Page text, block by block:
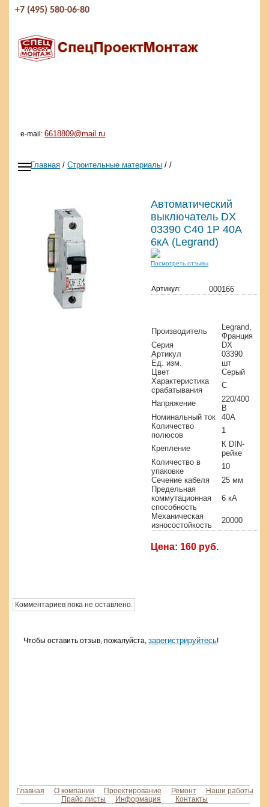
+7 (495) 580-06-80
e-mail:6618809@mail.ru
Главная /Строительные материалы //
Автоматический
выключатель DX
03390 C40 1Р 40А
6кА (Legrand)
Посмотреть отзывы
Артикул: 000166
Производитель
Legrand,
Франция
Серия
DX
Артикул
03390
Ед. изм.
шт
Цвет
Серый
Характеристика
срабатывания
C
Напряжение
220/400
В
Номинальный ток
40A
Количество
полюсов
1
Крепление
К DIN-
рейке
Количество в
упаковке
10
Сечение кабеля
25 мм
Предельная
коммутационная
способность
6 кА
Механическая
износостойкость
20000
Цена: 160 руб.
Комментариев пока не оставлено.
Чтобы оставить отзыв, пожалуйста,зарегистрируйтесь!
Главная О компании Проектирование Ремонт
Наши работы
Прайс листы
Информация Контакты